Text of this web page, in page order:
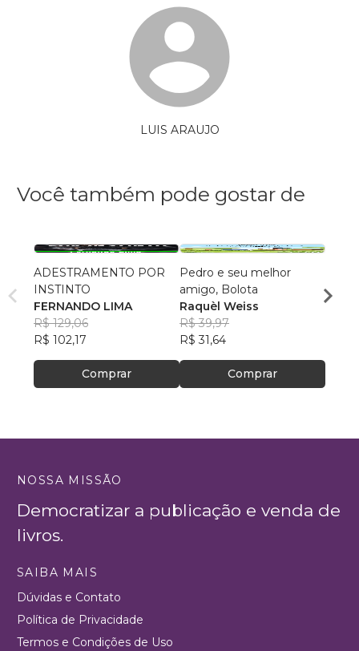
LUIS ARAUJO
Você também pode gostar de
ADESTRAMENTO POR
INSTINTO
FERNANDO LIMA
R$ 129,06
R$ 102,17
Comprar
Pedro e seu melhor
amigo, Bolota
Raquèl Weiss
R$ 39,97
R$ 31,64
Comprar
R$
NOSSA MISSÃO
Democratizar a publicação e venda de
livros.
SAIBA MAIS
Dúvidas e Contato
Política de Privacidade
Termos e Condições de Uso